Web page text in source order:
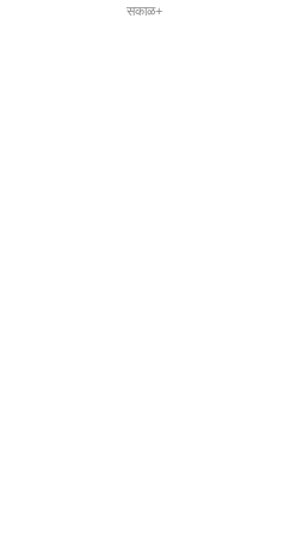
सकाळ+